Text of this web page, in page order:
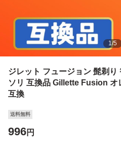
1/5
ジレット フュージョン 髭剃り
ソリ 互換品 Gillette Fusion オ
互換
送料無料
996円